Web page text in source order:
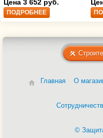
Цена 3 652 руб.
ПОДРОБНЕЕ
Главная О
©